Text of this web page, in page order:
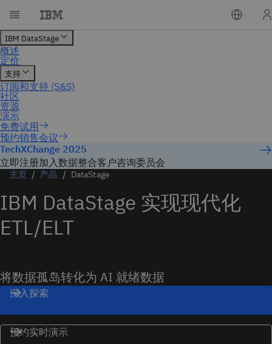
预约销售会议
TechXChange 2025
立即注册加入数据整合客户咨询委员会
主页 产品 DataStage
IBM DataStage 实现现代化
ETL/ELT
将数据孤岛转化为 AI 就绪数据
深入探索
预约实时演示